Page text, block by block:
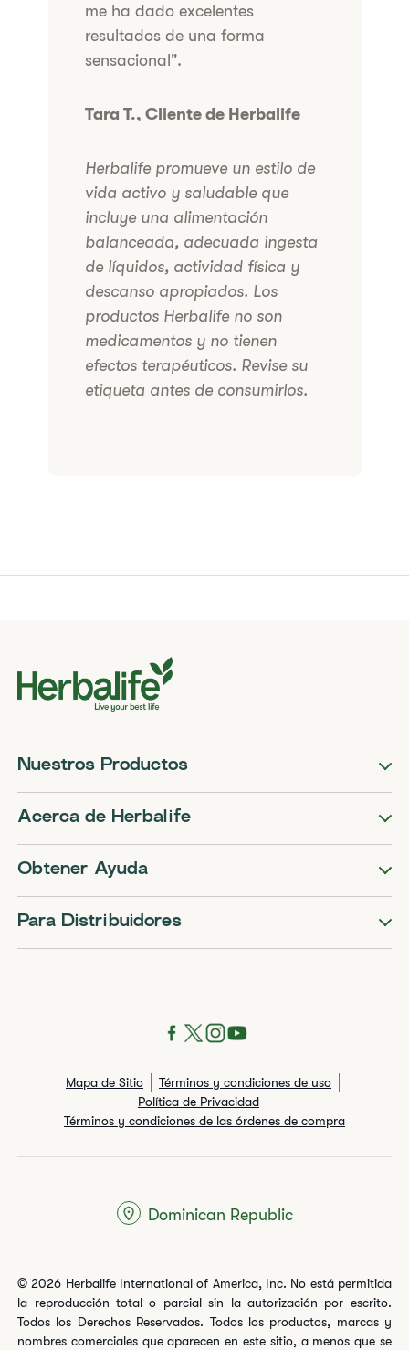
me ha dado excelentes
resultados de una forma
sensacional".
​Tara T., Cliente de Herbalife
Herbalife promueve un estilo de
vida activo y saludable que
incluye una alimentación
balanceada, adecuada ingesta
de líquidos, actividad física y
descanso apropiados. Los
productos Herbalife no son
medicamentos y no tienen
efectos terapéuticos. Revise su
etiqueta antes de consumirlos.
Nuestros Productos
Acerca de Herbalife
Obtener Ayuda
Para Distribuidores
Mapa de Sitio
Términos y condiciones de uso
Política de Privacidad
Términos y condiciones de las órdenes de compra
© 2026 Herbalife International of America, Inc. No está permitida
la reproducción total o parcial sin la autorización por escrito.
Todos los Derechos Reservados. Todos los productos, marcas y
nombres comerciales que aparecen en este sitio, a menos que se
Dominican Republic